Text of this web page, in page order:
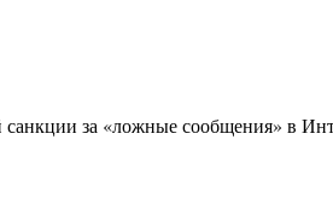
за «ложные сообщения» в